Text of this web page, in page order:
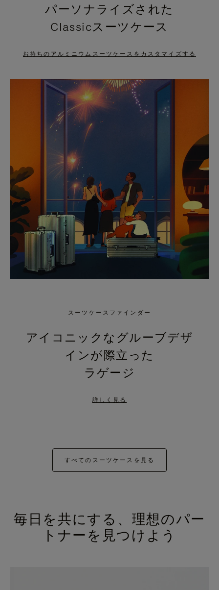
PRESS
PAUSE
PRESS
TO
UNMUTE
パーソナライズされた
Classicスーツケース
お持ちのアルミニウムスーツケースをカスタマイズする
スーツケースファインダー
アイコニックなグルーブデザ
インが際立った
ラゲージ
詳しく見る
すべてのスーツケースを見る
毎日を共にする、理想のパー
トナーを見つけよう